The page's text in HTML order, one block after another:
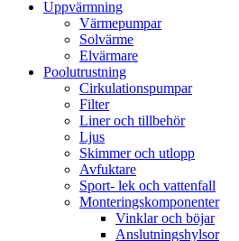
Uppvärmning
Värmepumpar
Solvärme
Elvärmare
Poolutrustning
Cirkulationspumpar
Filter
Liner och tillbehör
Ljus
Skimmer och utlopp
Avfuktare
Sport- lek och vattenfall
Monteringskomponenter
Vinklar och böjar
Anslutningshylsor